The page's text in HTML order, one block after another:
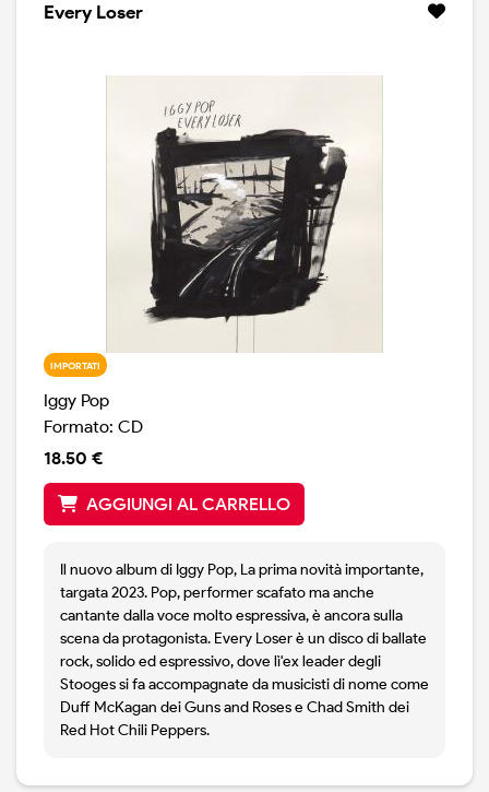
Every Loser
IMPORTATI
Iggy Pop
Formato: CD
18.50 €
AGGIUNGI AL CARRELLO
Il nuovo album di Iggy Pop, La prima novità importante,
targata 2023. Pop, performer scafato ma anche
cantante dalla voce molto espressiva, è ancora sulla
scena da protagonista. Every Loser è un disco di ballate
rock, solido ed espressivo, dove lì'ex leader degli
Stooges si fa accompagnate da musicisti di nome come
Duff McKagan dei Guns and Roses e Chad Smith dei
Red Hot Chili Peppers.